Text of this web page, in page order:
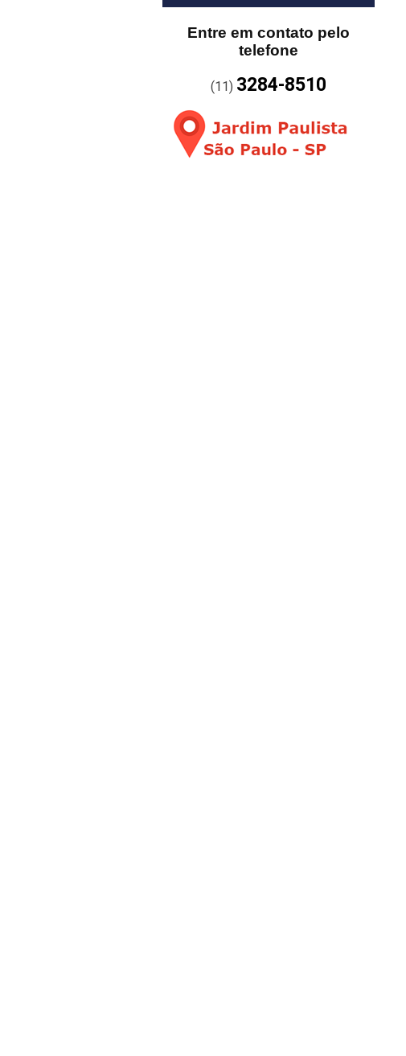
Entre em contato pelo
telefone
(11) 3284-8510